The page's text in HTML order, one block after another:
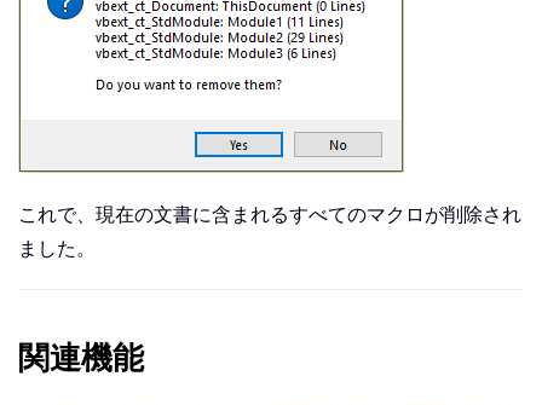
これで、現在の文書に含まれるすべてのマクロが削除され
ました。
関連機能